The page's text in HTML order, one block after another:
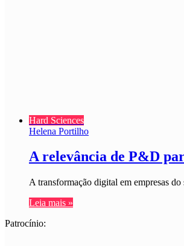
Hard Sciences
Helena Portilho
A relevância de P&D
A transformação digital em empresas
Leia mais »
Patrocínio: